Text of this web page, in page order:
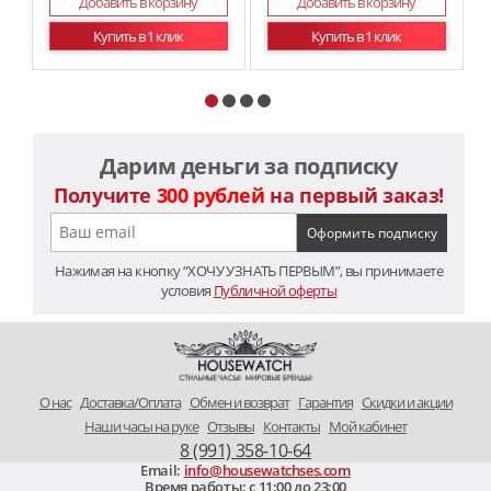
Купить в 1 клик
Купить в 1 клик
Дарим деньги за подписку
Получите 300 рублей на первый заказ!
Нажимая на кнопку “ХОЧУ УЗНАТЬ ПЕРВЫМ”, вы принимаете
условия Публичной оферты
O нас Доставка/Оплата Обмен и возврат Гарантия Скидки и акции
Наши часы на руке Отзывы Контакты Мой кабинет
8 (991) 358-10-64
Email: info@housewatchses.com
Время работы: c 11:00 до 23:00